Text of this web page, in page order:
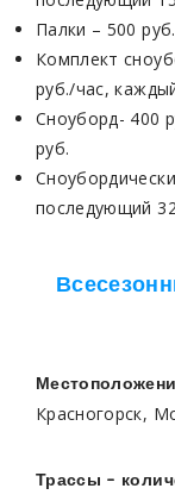
Палки – 500
Комплект
руб./час,
Сноуборд- 400
руб.
последующий
Красногорск,
Трассы –